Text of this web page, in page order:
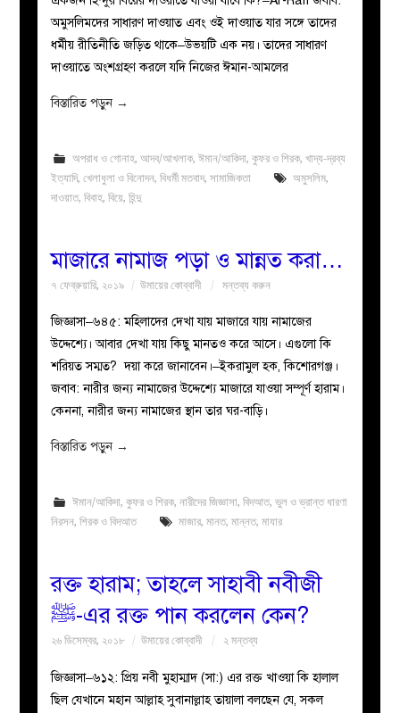
মজলিস
প্রশ্ন
করুন
অমুসলিমদের সাধারণ দাওয়াত এবং ওই দাওয়াত যার সঙ্গে তাদের
ধর্মীয় রীতিনীতি জড়িত থাকে–উভয়টি এক নয়। তাদের সাধারণ
দাওয়াতে অংশগ্রহণ করলে যদি নিজের ঈমান-আমলের
বিস্তারিত পড়ুন →
অপরাধ ও গোনাহ, আদব/আখলাক, ঈমান/আকিদা, কুফর ও শিরক, খাদ্য-দ্রব্য
ইত্যাদি,খেলাধুলা ও বিনোদন,বিধর্মী মতবাদ,সামাজিকতা অমুসলিম,
দাওয়াত,বিবাহ,বিয়ে,হিন্দু
মাজারে নামাজ পড়া ও মান্নত করা…
৭ ফেব্রুয়ারি, ২০১৯ উমায়ের কোব্বাদী মন্তব্য করুন
জিজ্ঞাসা–৬৪৫: মহিলাদের দেখা যায় মাজারে যায় নামাজের
উদ্দেশ্যে। আবার দেখা যায় কিছু মানতও করে আসে। এগুলো কি
শরিয়ত সম্মত? দয়া করে জানাবেন।–ইকরামুল হক, কিশোরগঞ্জ।
জবাব: নারীর জন্য নামাজের উদ্দেশ্যে মাজারে যাওয়া সম্পূর্ণ হারাম।
কেননা, নারীর জন্য নামাজের স্থান তার ঘর-বাড়ি।
বিস্তারিত পড়ুন →
ঈমান/আকিদা, কুফর ও শিরক, নারীদের জিজ্ঞাসা, বিদআত, ভুল ও ভ্রান্ত ধারণা
নিরসন,শিরক ও বিদআত মাজার, মানত, মান্নত, মাযার
রক্ত হারাম; তাহলে সাহাবী নবীজী
ﷺ-এর রক্ত পান করলেন কেন?
২৬ ডিসেম্বর, ২০১৮ উমায়ের কোব্বাদী ২ মন্তব্য
জিজ্ঞাসা–৬১২: প্রিয় নবী মুহাম্মাদ (সা:) এর রক্ত খাওয়া কি হালাল
ছিল যেখানে মহান আল্লাহ সুবানাল্লাহ তায়ালা বলছেন যে, সকল